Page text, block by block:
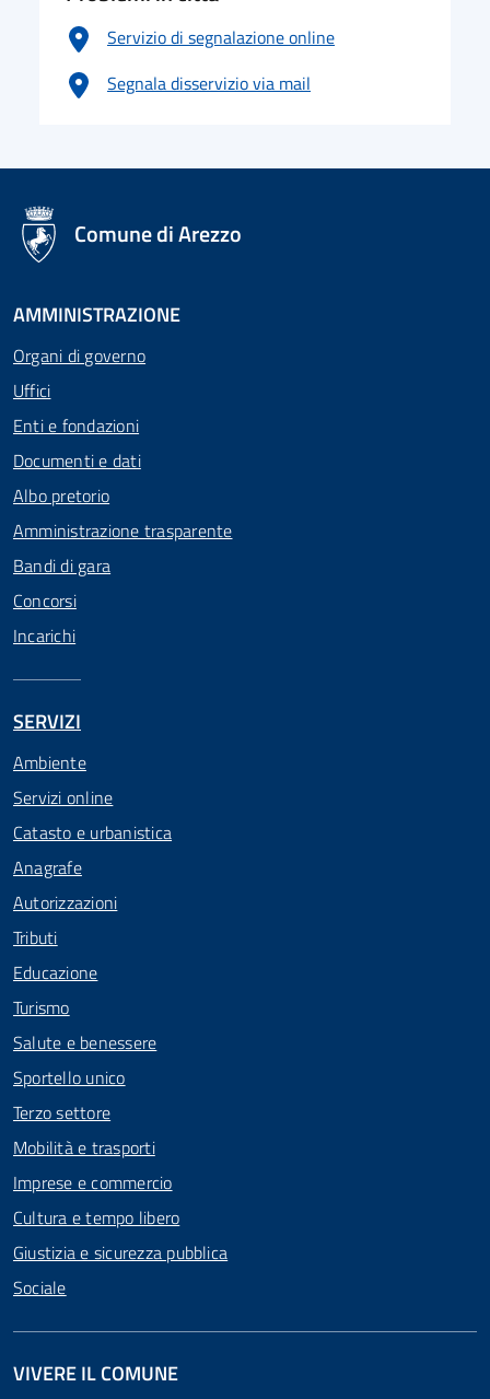
Servizio di segnalazione online
Segnala disservizio via mail
logo Unione Europea
Comune di Arezzo
AMMINISTRAZIONE
Organi di governo
Uffici
Enti e fondazioni
Documenti e dati
Albo pretorio
Amministrazione trasparente
Bandi di gara
Concorsi
Incarichi
SERVIZI
Ambiente
Servizi online
Catasto e urbanistica
Anagrafe
Autorizzazioni
Tributi
Educazione
Turismo
Salute e benessere
Sportello unico
Terzo settore
Mobilità e trasporti
Imprese e commercio
Cultura e tempo libero
Giustizia e sicurezza pubblica
Sociale
VIVERE IL COMUNE